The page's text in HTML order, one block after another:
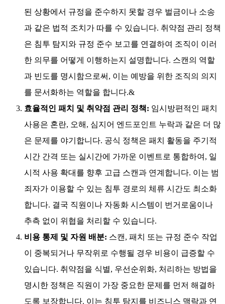
급속히 진화하는 위협:공격자들은 식별된 취약점을 단
며칠 만에 악용하는 것으로 알려져 있습니다. 이는 스캔
주기나 패치 마감일을 설정하는 구체적인 정책이 없어
침투 경로가 너무 오랫동안 노출되기 때문입니다. 이 통
합은 일시적 사용 탐지 개념과 알려진 침투 패턴을 결합
하여 식별된 취약점을 실제 수정 조치와 연결합니다. 확
장 전반에 걸쳐, 일시적 사용은 침투 신호를 일일 스캔과
결합하여 일부 취약점을 유지합니다.
법적 및 규제적 책임: PCI DSS, HIPAA, 및 GDPR을 포함
한 대부분의 규정 준수 규정은 지속적인 스캔 프로세스,
시기적절한 패치 적용 및 위협에 대한 체계적인 접근 방
식의 증명을 요구합니다. 특히 민감한 정보 유출이 관련
된 상황에서 규정을 준수하지 못할 경우 벌금이나 소송
과 같은 법적 조치가 따를 수 있습니다. 취약점 관리 정책
은 침투 탐지와 규정 준수 보고를 연결하여 조직이 이러
한 의무를 어떻게 이행하는지 설명합니다. 스캔의 역할
과 빈도를 명시함으로써, 이는 예방을 위한 조직의 의지
를 문서화하는 역할을 합니다.&
효율적인 패치 및 취약점 관리 정책:임시방편적인 패치